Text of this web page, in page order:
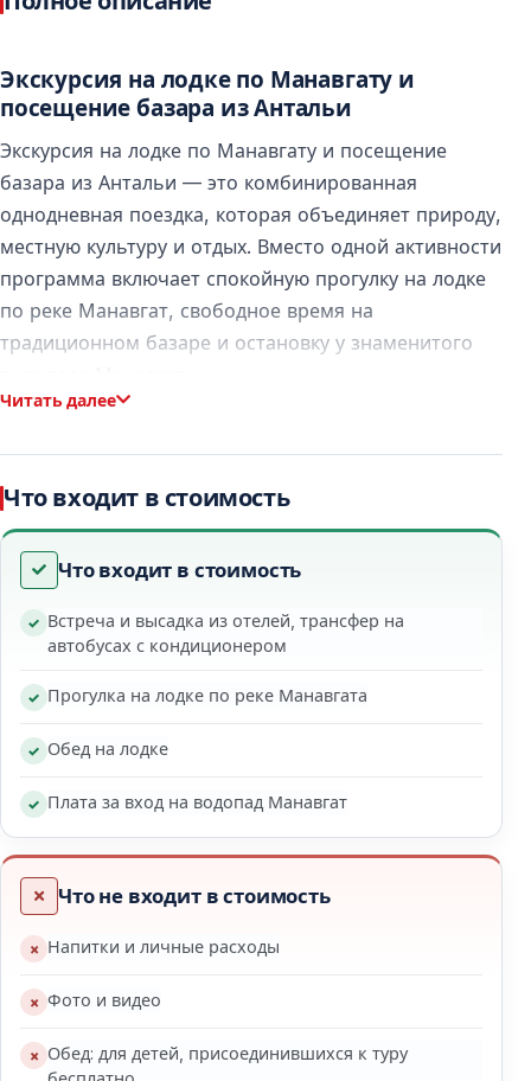
Экскурсия на лодке по Манавгату и
посещение базара из Антальи
Экскурсия на лодке по Манавгату и посещение
базара из Антальи — это комбинированная
однодневная поездка, которая объединяет природу,
местную культуру и отдых. Вместо одной активности
программа включает спокойную прогулку на лодке
по реке Манавгат, свободное время на
традиционном базаре и остановку у знаменитого
один день без спешки и лишней нагрузки.
Почему стоит выбрать экскурсию в
Манавгат из Антальи?
Этот тур предлагает разнообразие впечатлений в
одном маршруте. Речная прогулка, базар и
природные достопримечательности создают
сбалансированную и комфортную программу.
День не проходит целиком на лодке или в одном
месте. Разные остановки дополняют друг друга и
делают поездку интересной, но не утомительной.
Подходит для всех возрастов
Экскурсия не требует физической подготовки.
подходят для семей с детьми, пар и пожилых
Читать далее
Что входит в стоимость
Что входит в стоимость
Встреча и высадка из отелей, трансфер на
автобусах с кондиционером
Прогулка на лодке по реке Манавгата
Обед на лодке
Плата за вход на водопад Манавгат
Что не входит в стоимость
Напитки и личные расходы
Фото и видео
Обед: для детей, присоединившихся к туру